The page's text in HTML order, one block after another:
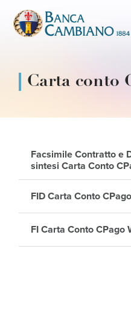
Carta conto
Facsimile Contratto e
sintesi Carta Conto
FID Carta Conto
FI Carta Conto CPago